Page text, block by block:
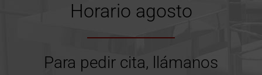
Horario agosto
Para pedir cita, llámanos